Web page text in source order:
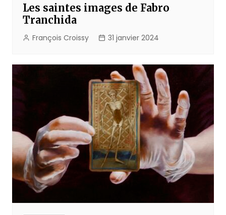
Les saintes images de Fabro
Tranchida
François Croissy 31 janvier 2024